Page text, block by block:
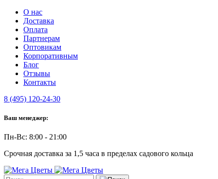
О нас
Доставка
Оплата
Партнерам
Оптовикам
Корпоративным
Блог
Отзывы
Контакты
8 (495) 120-24-30
Ваш менеджер:
Пн-Вс: 8:00 - 21:00
Срочная доставка за 1,5 часа в пределах садового кольца